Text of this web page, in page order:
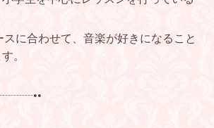
に合わせて、音楽が好きになること
。